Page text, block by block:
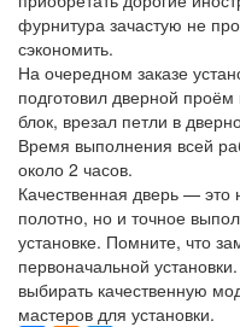
фурнитура зачастую не
сэкономить.
На очередном заказе
подготовил дверной
блок, врезал петли в
Время выполнения всей
около 2 часов.
Качественная дверь — это
полотно, но и точное
установке. Помните, что
первоначальной
выбирать качественную
мастеров для установки.